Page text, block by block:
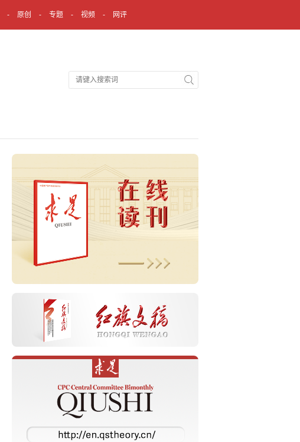
原创 专题 视频 网评